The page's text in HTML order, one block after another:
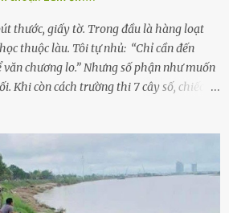
thước, giấy tờ. Trong đầu là hàng loạt
thuộc làu. Tôi tự nhủ: “Chỉ cần đến
chương lo.” Nhưng số phận như muốn
Khi còn cách trường thi 7 cây số, chiếc xe
sạc, sáng nay quên mang theo! Giữa con
lại, tôi hoảng loạn vẫy tay xin đi nhờ. –
rồi! Làm ơn cho cháu đi nhờ với! – Cô ơi,
có điện thoại… Người thì lắc đầu. Người